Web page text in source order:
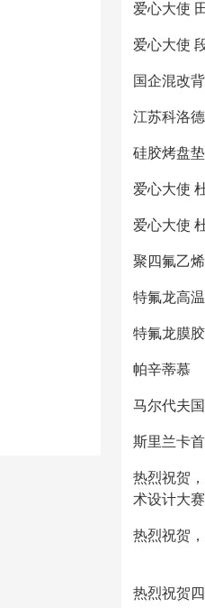
爱心大使
爱心大使
国企混改
江苏科洛
硅胶烤盘垫
爱心大使
爱心大使
聚四氟乙
特氟龙高
特氟龙膜
帕辛蒂慕
马尔代夫
斯里兰卡
热烈祝贺
术设计大
热烈祝贺
热烈祝贺